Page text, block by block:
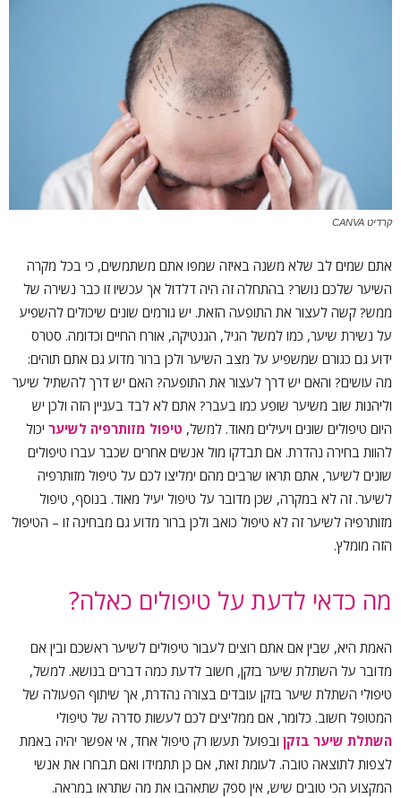
קרדיט CANVA
אתם שמים לב שלא משנה באיזה שמפו אתם משתמשים, כי בכל מקרה
השיער שלכם נושר? בהתחלה זה היה דלדול אך עכשיו זו כבר נשירה של
ממש? קשה לעצור את התופעה הזאת. יש גורמים שונים שיכולים להשפיע
על נשירת שיער, כמו למשל הגיל, הגנטיקה, אורח החיים וכדומה. סטרס
ידוע גם כגורם שמשפיע על מצב השיער ולכן ברור מדוע גם אתם תוהים:
מה עושים? והאם יש דרך לעצור את התופעה? האם יש דרך להשתיל שיער
וליהנות שוב משיער שופע כמו בעבר? אתם לא לבד בעניין הזה ולכן יש
היום טיפולים שונים ויעילים מאוד. למשל, טיפול מזותרפיה לשיער יכול
להוות בחירה נהדרת. אם תבדקו מול אנשים אחרים שכבר עברו טיפולים
שונים לשיער, אתם תראו שרבים מהם ימליצו לכם על טיפול מזותרפיה
לשיער. זה לא במקרה, שכן מדובר על טיפול יעיל מאוד. בנוסף, טיפול
מזותרפיה לשיער זה לא טיפול כואב ולכן ברור מדוע גם מבחינה זו – הטיפול
הזה מומלץ.
מה כדאי לדעת על טיפולים כאלה?
האמת היא, שבין אם אתם רוצים לעבור טיפולים לשיער ראשכם ובין אם
מדובר על השתלת שיער בזקן, חשוב לדעת כמה דברים בנושא. למשל,
טיפולי השתלת שיער בזקן עובדים בצורה נהדרת, אך שיתוף הפעולה של
המטופל חשוב. כלומר, אם ממליצים לכם לעשות סדרה של טיפולי
השתלת שיער בזקן ובפועל תעשו רק טיפול אחד, אי אפשר יהיה באמת
לצפות לתוצאה טובה. לעומת זאת, אם כן תתמידו ואם תבחרו את אנשי
המקצוע הכי טובים שיש, אין ספק שתאהבו את מה שתראו במראה.